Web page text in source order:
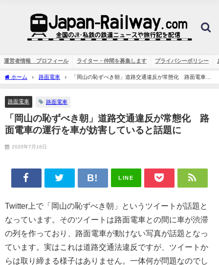
運営者情報 プロフィール ライター・仲間を募集します プライバシーポリシー
ホーム 路面電車
「岡山の恥ずべき朝」道路交通違反が常態化 路面電車の
運行を車が妨害していると話題に
路面電車 路面電車
「岡山の恥ずべき朝」道路交通違反が常態化 路
面電車の運行を車が妨害していると話題に
2020年7月16日
LINE
Twitter上で「岡山の恥ずべき朝」というツイートが話題と
なっています。そのツイートは路面電車との間に車が渋滞
の列を作っており、路面電車が動けない写真が話題となっ
ています。実はこれは道路交通法違反ですが、ツイートか
らは取り締まる様子はありません。一体何が問題なのでし